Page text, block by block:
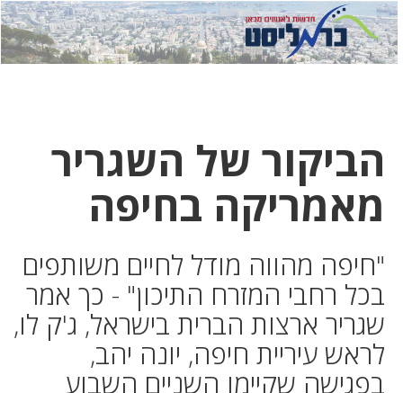
לחץ
כאן
לחץ
כדי
הביקור של השגריר
מאמריקה בחיפה
"חיפה מהווה מודל לחיים משותפים
בכל רחבי המזרח התיכון" - כך אמר
שגריר ארצות הברית בישראל, ג'ק לו,
לראש עיריית חיפה, יונה יהב,
בפגישה שקיימו השניים השבוע